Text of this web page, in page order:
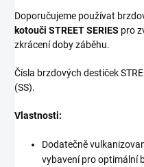
Doporučujeme používat
kotouči STREET SERIES pro
zkrácení doby záběhu.
Čísla brzdových destiček
(SS).
Vlastnosti:
Dodatečně
vybavení pro optimální